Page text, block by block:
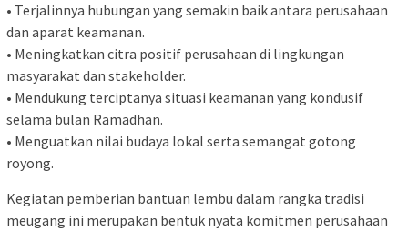
• Terjalinnya hubungan yang semakin baik antara perusahaan
dan aparat keamanan.
• Meningkatkan citra positif perusahaan di lingkungan
masyarakat dan stakeholder.
• Mendukung terciptanya situasi keamanan yang kondusif
selama bulan Ramadhan.
• Menguatkan nilai budaya lokal serta semangat gotong
royong.
Kegiatan pemberian bantuan lembu dalam rangka tradisi
meugang ini merupakan bentuk nyata komitmen perusahaan